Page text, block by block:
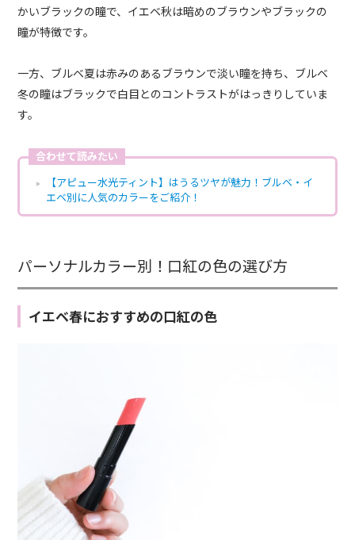
かいブラックの瞳で、イエベ秋は暗めのブラウンやブラックの
瞳が特徴です。
一方、ブルベ夏は赤みのあるブラウンで淡い瞳を持ち、ブルベ
冬の瞳はブラックで白目とのコントラストがはっきりしていま
す。
合わせて読みたい
【アピュー水光ティント】はうるツヤが魅力！ブルベ・イ
エベ別に人気のカラーをご紹介！
パーソナルカラー別！口紅の色の選び方
イエベ春におすすめの口紅の色